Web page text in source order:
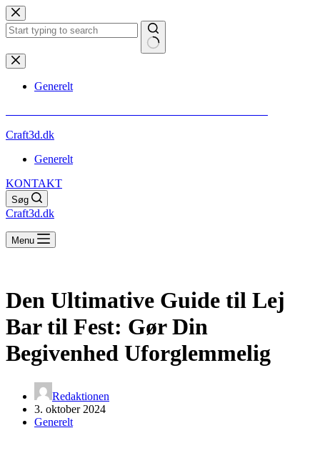
Fortsæt
til
indhold
Ingen
resultater
Generelt
Craft3d.dk
Generelt
KONTAKT
Søg
Craft3d.dk
Menu
Den Ultimative Guide til Lej
Bar til Fest: Gør Din
Begivenhed Uforglemmelig
Redaktionen
3. oktober 2024
Generelt